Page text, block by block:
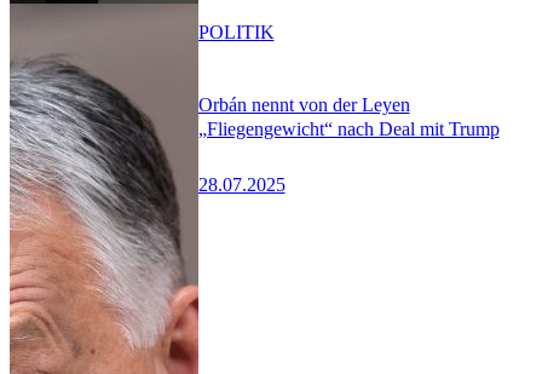
Orbán nennt von der Leyen
„Fliegengewicht“ nach Deal mit Trump
28.07.2025
POLITIK